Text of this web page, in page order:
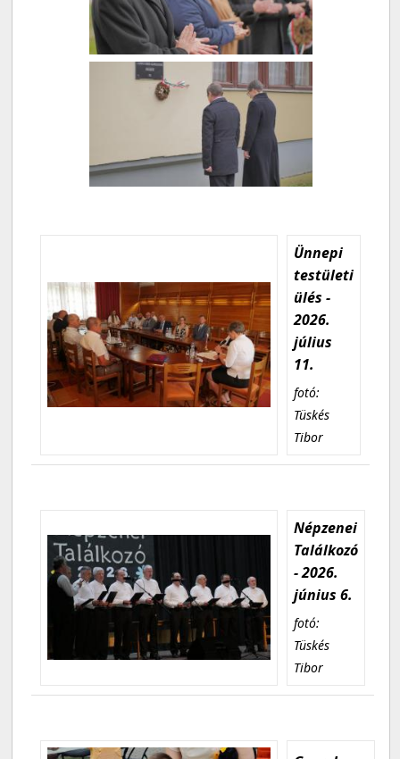
Ünnepi
testületi
ülés -
2026.
július
11.
fotó:
Tüskés
Tibor
Népzenei
Találkozó
- 2026.
június 6.
fotó:
Tüskés
Tibor